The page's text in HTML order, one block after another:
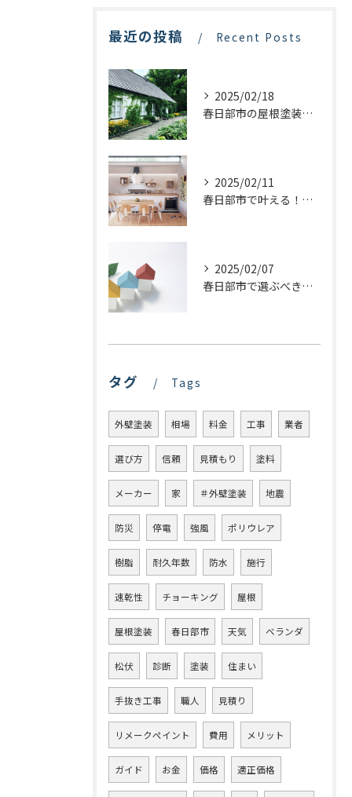
最近の投稿 Recent Posts
2025/02/18
春日部市の屋根塗装：最適な業者選びで価格を抑える方法
2025/02/11
春日部市で叶える！理想のキッチンリフォームを実現するステップ
2025/02/07
春日部市で選ぶべき屋根塗装の種類とは？プロが教える最適な選び方
タグ Tags
外壁塗装 相場 料金 工事 業者
選び方 信頼 見積もり 塗料
メーカー 家 ＃外壁塗装 地震
防災 停電 強風 ポリウレア
樹脂 耐久年数 防水 施行
速乾性 チョーキング 屋根
屋根塗装 春日部市 天気 ベランダ
松伏 診断 塗装 住まい
手抜き工事 職人 見積り
リメークペイント 費用 メリット
ガイド お金 価格 適正価格